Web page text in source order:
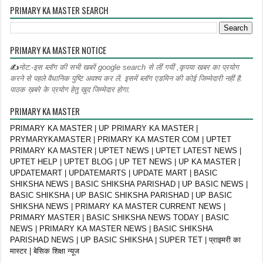
PRIMARY KA MASTER SEARCH
PRIMARY KA MASTER NOTICE
✍नोट:-इस ब्लॉग की सभी खबरें google search से लीं गयीं ,कृपया खबर का प्रयोग
करने से पहले वैधानिक पुष्टि अवश्य कर लें. इसमें ब्लॉग एडमिन की कोई जिम्मेदारी नहीं है.
पाठक ख़बरे के प्रयोग हेतु खुद जिम्मेदार होगा.
PRIMARY KA MASTER
PRIMARY KA MASTER | UP PRIMARY KA MASTER |
PRYMARYKAMASTER | PRIMARY KA MASTER COM | UPTET
PRIMARY KA MASTER | UPTET NEWS | UPTET LATEST NEWS |
UPTET HELP | UPTET BLOG | UP TET NEWS | UP KA MASTER |
UPDATEMART | UPDATEMARTS | UPDATE MART | BASIC
SHIKSHA NEWS | BASIC SHIKSHA PARISHAD | UP BASIC NEWS |
BASIC SHIKSHA | UP BASIC SHIKSHA PARISHAD | UP BASIC
SHIKSHA NEWS | PRIMARY KA MASTER CURRENT NEWS |
PRIMARY MASTER | BASIC SHIKSHA NEWS TODAY | BASIC
NEWS | PRIMARY KA MASTER NEWS | BASIC SHIKSHA
PARISHAD NEWS | UP BASIC SHIKSHA | SUPER TET | प्राइमरी का
मास्टर | बेसिक शिक्षा न्यूज